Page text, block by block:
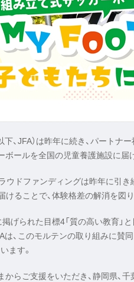
下、JFA）は昨年に続き、パート
ボールを全国の児童養護施設に届
ウドファンディングは昨年に引
けることで、体験格差の解消を図
げられた目標4「質の高い教育」
は、このモルテンの取り組みに賛
ます。
からご支援をいただき、静岡県、